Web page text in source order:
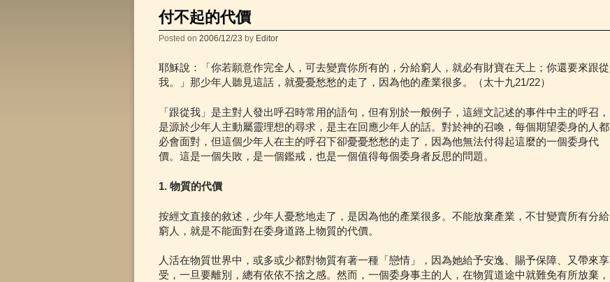
付不起的代價
Posted on 2006/12/23 by Editor
耶穌說：「你若願意作完全人，可去變賣你所有的，分給窮人，就必有財寶在天上；你還要來跟從
我。」那少年人聽見這話，就憂憂愁愁的走了，因為他的產業很多。（太十九21/22）
「跟從我」是主對人發出呼召時常用的語句，但有別於一般例子，這經文記述的事件中主的呼召，
是源於少年人主動屬靈理想的尋求，是主在回應少年人的話。對於神的召喚，每個期望委身的人都
必會面對，但這個少年人在主的呼召下卻憂憂愁愁的走了，因為他無法付得起這麼的一個委身代
價。這是一個失敗，是一個鑑戒，也是一個值得每個委身者反思的問題。
1. 物質的代價
按經文直接的敘述，少年人憂愁地走了，是因為他的產業很多。不能放棄產業，不甘變賣所有分給
窮人，就是不能面對在委身道路上物質的代價。
人活在物質世界中，或多或少都對物質有著一種「戀情」，因為她給予安逸、賜予保障、又帶來享
受，一旦要離別，總有依依不捨之感。然而，一個委身事主的人，在物質道途中就難免有所放棄，